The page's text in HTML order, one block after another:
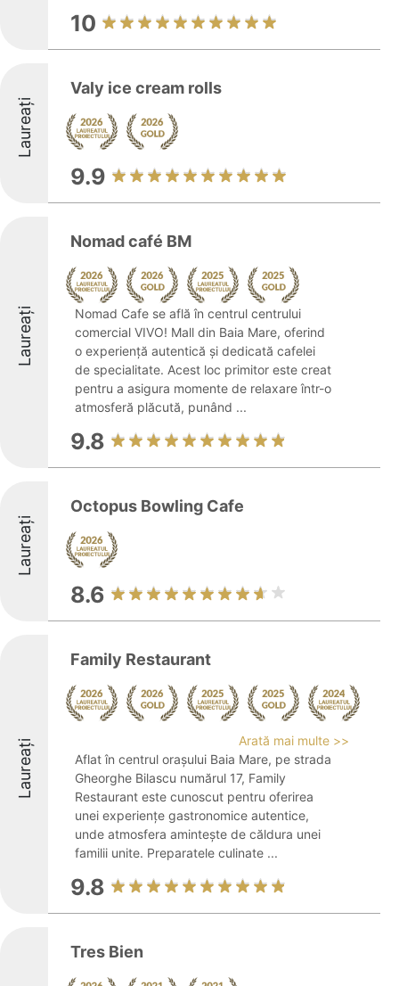
10
Laureați
Valy ice cream rolls
9.9
Laureați
Nomad café BM
Nomad Cafe se află în centrul centrului
comercial VIVO! Mall din Baia Mare, oferind
o experiență autentică și dedicată cafelei
de specialitate. Acest loc primitor este creat
pentru a asigura momente de relaxare într-o
atmosferă plăcută, punând ...
9.8
Laureați
Octopus Bowling Cafe
8.6
Laureați
Family Restaurant
Arată mai multe >>
Aflat în centrul orașului Baia Mare, pe strada
Gheorghe Bilascu numărul 17, Family
Restaurant este cunoscut pentru oferirea
unei experiențe gastronomice autentice,
unde atmosfera amintește de căldura unei
familii unite. Preparatele culinate ...
9.8
Tres Bien